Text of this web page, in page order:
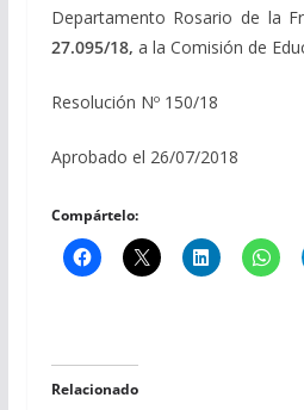
Departamento Rosario de la
27.095/18, a la Comisión de
Resolución Nº 150/18
Aprobado el 26/07/2018
Compártelo:
Relacionado